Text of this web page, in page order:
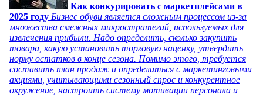
Как конкурировать с маркетплейсами в
2025 году Бизнес обуви является сложным процессом из-за
множества смежных микростратегий, используемых для
извлечения прибыли. Надо определить, сколько закупить
товара, какую установить торговую наценку, утвердить
норму остатков в конце сезона. Помимо этого, требуется
составить план продаж и определиться с маркетинговыми
акциями, учитывающими сезонный спрос и конкурентное
окружение, настроить систему мотивации персонала и